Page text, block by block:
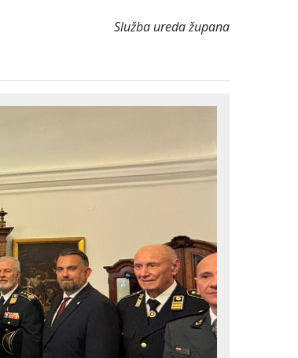
Služba ureda župana